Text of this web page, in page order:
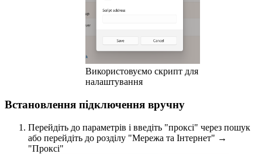
Використовуємо скрипт для
налаштування
Встановлення підключення вручну
Перейдіть до параметрів і введіть "проксі" через пошук
або перейдіть до розділу "Мережа та Інтернет" →
"Проксі"